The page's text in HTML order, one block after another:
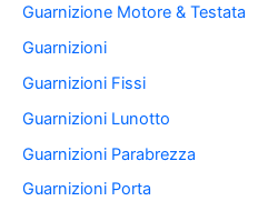
Guarnizione Motore & Testata
Guarnizioni
Guarnizioni Fissi
Guarnizioni Lunotto
Guarnizioni Parabrezza
Guarnizioni Porta